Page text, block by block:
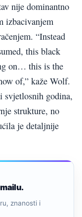
nije dominantno
izbacivanjem
“Instead
this black
on… this is the
of,” kaže Wolf.
svjetlosnih godina,
strukture, no
je detaljnije
znanosti i